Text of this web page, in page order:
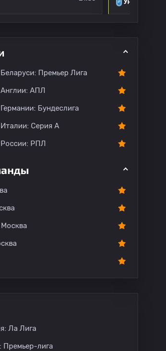
Премьер Лига
АПЛ
Бундеслига
Серия А
РПЛ
Ла Лига
Премьер-лига